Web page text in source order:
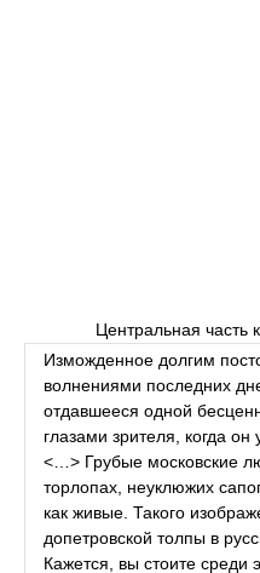
Центральная часть
Изможденное долгим
волнениями последних
отдавшееся одной
глазами зрителя, когда
<…> Грубые московские
торлопах, неуклюжих
как живые. Такого
допетровской толпы в
Кажется, вы стоите среди